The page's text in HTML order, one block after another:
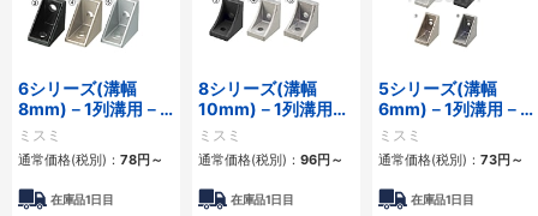
6シリーズ(溝幅
8mm)－1列溝用－
突起付反転ブラケッ
ト
ミスミ
通常価格(税別)： 78円～
在庫品1日目
8シリーズ(溝幅
10mm)－1列溝用－
突起付反転ブラケッ
ト
ミスミ
通常価格(税別)： 96円～
在庫品1日目
5シリーズ(溝幅
6mm)－1列溝用－
突起付反転ブラケッ
ト
ミスミ
通常価格(税別)： 73円～
在庫品1日目